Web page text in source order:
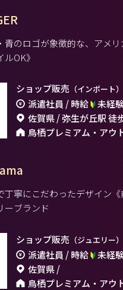
青のロゴが象徴的な、アメ
OK》
ショップ販売 （インポート）
派遣社員 / 時給 未経
佐賀県 / 弥生が丘駅 徒
鳥栖プレミアム・アウ
丁寧にこだわったデザイン
ーブランド
ショップ販売 （ジュエリー）
派遣社員 / 時給 未経
佐賀県 /
鳥栖プレミアム・アウ